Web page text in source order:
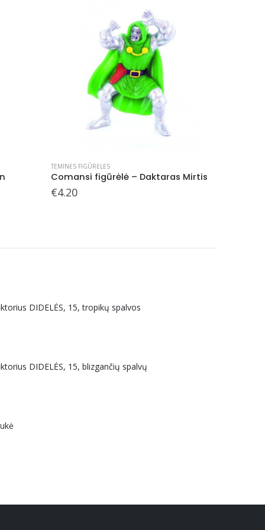
TEMINĖS FIGŪRĖLĖS
Lokys dailininkas, figūrėlė
€4.40
DIDELĖS, 15, tropikų spalvos
DIDELĖS, 15, blizgančių spalvų